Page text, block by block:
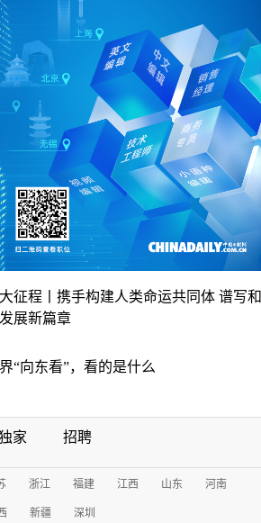
征程丨携手构建人类命运共同体 谱写和
展新篇章
“向东看”，看的是什么
家 招聘
浙江 福建 江西 山东 河南
新疆 深圳